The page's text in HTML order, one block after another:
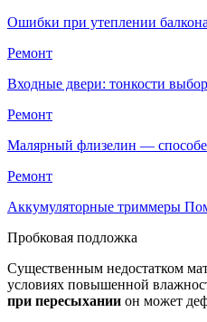
Ошибки при утеплении
Ремонт
Входные двери: тонкости
Ремонт
Малярный флизелин —
Ремонт
Аккумуляторные триммеры
Пробковая подложка
Существенным недостатком
условиях повышенной
при пересыхании он может